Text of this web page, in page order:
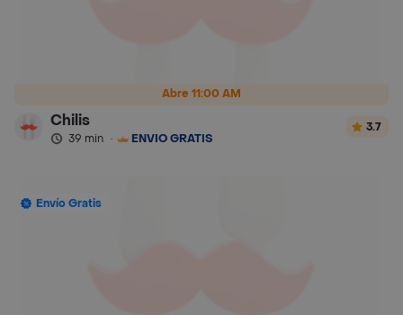
Abre 11:00 AM
Chilis
39 min · ENVÍO GRATIS
3.7
Envío Gratis